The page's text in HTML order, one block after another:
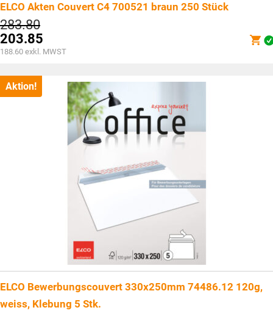
ELCO Akten Couvert C4 700521 braun 250 Stück
283.80Ursprünglicher
Preis
war:
CHF283.80
203.85
Aktueller
ist:
CHF203.85.
188.60 exkl. MWST
Aktion!
ELCO Bewerbungscouvert 330x250mm 74486.12 120g,
weiss, Klebung 5 Stk.